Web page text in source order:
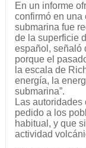
En un informe
confirmó en una
submarina fue
de la superficie
español, señaló
porque el
la escala de
energía, la
submarina”.
Las
pedido a los
habitual, y que
actividad